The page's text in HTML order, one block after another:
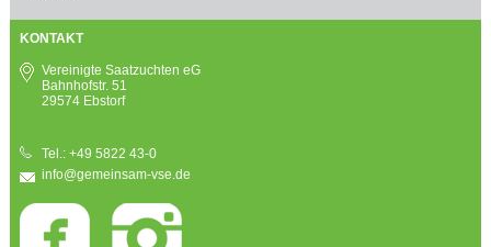
KONTAKT
Vereinigte Saatzuchten eG
Bahnhofstr. 51
29574 Ebstorf
Tel.: +49 5822 43-0
info@gemeinsam-vse.de